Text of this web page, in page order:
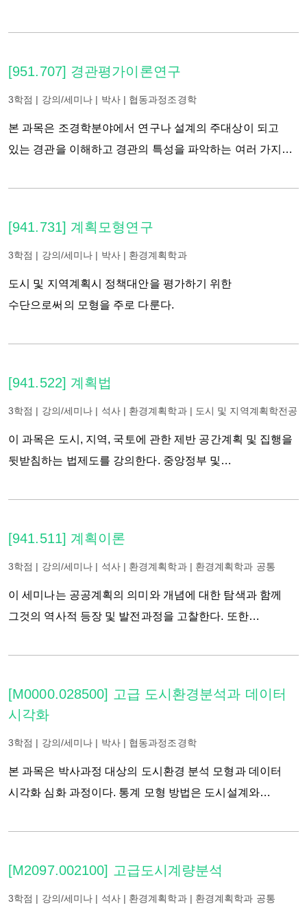
시스템으로서 상호관계의 측면에서도 연구할 수 있다.
물과 도시경관 사이에 관련성이 있기에 일관성을 인식하는
것은 공간을 인식하게 한다. 경관이 읽기 쉬울 때, 그것은
개인과 커뮤니티의 지속가능성에 기여한다. 그러므로
경관의 시스템적인 분석은 자연 생태 계획이나 사회적,
관한 발표를 정기적으로 준비해야 한다.
[951.707] 경관평가이론연구
3학점 | 강의/세미나 | 박사 | 협동과정조경학
본 과목은 조경학분야에서 연구나 설계의 주대상이 되고
있는 경관을 이해하고 경관의 특성을 파악하는 여러 가지
경관의 미적 가치에 대한 객관적 평가방법을 습득하고
의미와 해석 등에 관해서도 다루게 될 것이다.
[941.731] 계획모형연구
3학점 | 강의/세미나 | 박사 | 환경계획학과
도시 및 지역계획시 정책대안을 평가하기 위한
수단으로써의 모형을 주로 다룬다.
[941.522] 계획법
3학점 | 강의/세미나 | 석사 | 환경계획학과 | 도시 및 지역계획학전공
이 과목은 도시, 지역, 국토에 관한 제반 공간계획 및 집행을
뒷받침하는 법제도를 강의한다. 중앙정부 및
집행되는 행정체제의 실체적 내용 및 절차적 요건을
간의 관계를 공간환경에 관한 사회적 요구 및 정치적 여건의
맥락에서 살펴본다. 계획법제도의 발전과정을 함께
살핌으로써 계획활동의 법적, 행정적 기반에 대한 체계적인
이해와 함께 시대적 변화에 따라 바람직한 계획법 및 제도를
[941.511] 계획이론
3학점 | 강의/세미나 | 석사 | 환경계획학과 | 환경계획학과 공통
이 세미나는 공공계획의 의미와 개념에 대한 탐색과 함께
그것의 역사적 등장 및 발전과정을 고찰한다. 또한
살펴본 다음 20세기를 풍미한 다양한 공공계획 이론들을
관련하여 협치와 사회자본에 관한 논의를 검토한다.
[M0000.028500] 고급 도시환경분석과 데이터
시각화
3학점 | 강의/세미나 | 박사 | 협동과정조경학
본 과목은 박사과정 대상의 도시환경 분석 모형과 데이터
시각화 심화 과정이다. 통계 모형 방법은 도시설계와
이용되고 있다. 최근에는 빅데이터를 활용한 고급 모델링
분석과 해석의 고도화가 이루어지고 있다. 본 과정에서는
이러한 고급 모형 중 도시환경 분야에 적합한 공간회귀모형,
[M2097.002100] 고급도시계량분석
3학점 | 강의/세미나 | 석사 | 환경계획학과 | 환경계획학과 공통